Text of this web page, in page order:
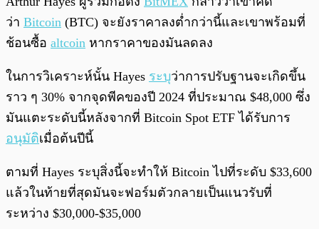
ว่า Bitcoin (BTC) จะยังราคาลงต่ำกว่านี้และเขาพร้อมที่
ช้อนซื้อ altcoin หากราคาของมันลดลง
ในการวิเคราะห์นั้น Hayes ระบุว่าการปรับฐานจะเกิดขึ้น
ราว ๆ 30% จากจุดพีคของปี 2024 ที่ประมาณ $48,000 ซึ่ง
มันแตะระดับนี้หลังจากที่ Bitcoin Spot ETF ได้รับการ
อนุมัติเมื่อต้นปีนี้
ตามที่ Hayes ระบุสิ่งนี้จะทำให้ Bitcoin ไปที่ระดับ $33,600
แล้วในท้ายที่สุดมันจะฟอร์มตัวกลายเป็นแนวรับที่
ระหว่าง $30,000-$35,000